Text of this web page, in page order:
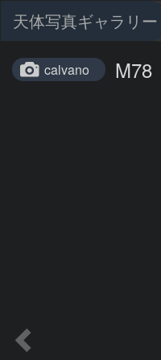
天体写真ギャラリー
calvano M78